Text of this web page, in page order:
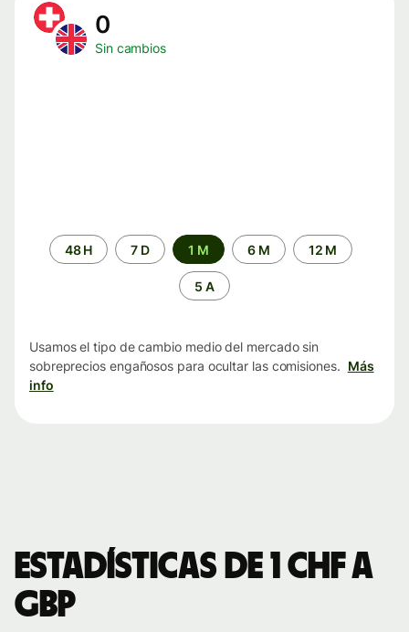
0
Sin cambios
Periodo48 H 7 D 1 M 6 M 12 M
5 A
Usamos el tipo de cambio medio del mercado sin
sobreprecios engañosos para ocultar las comisiones. Más
info
Estadísticas de 1 CHF a
GBP